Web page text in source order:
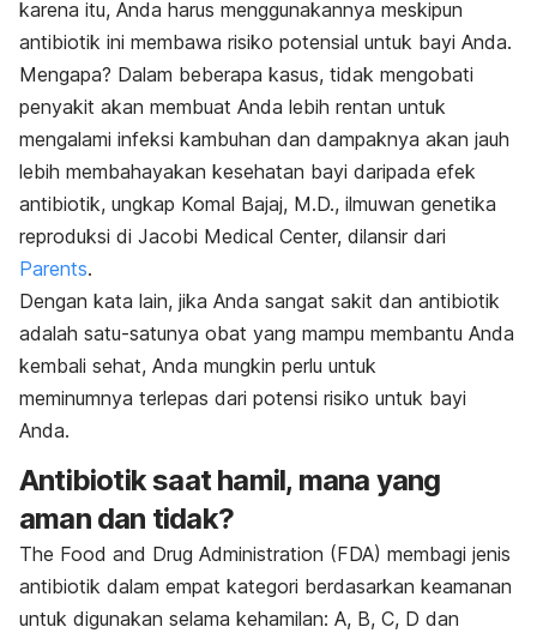
karena itu, Anda harus menggunakannya meskipun
antibiotik ini membawa risiko potensial untuk bayi Anda.
Mengapa? Dalam beberapa kasus, tidak mengobati
penyakit akan membuat Anda lebih rentan untuk
mengalami infeksi kambuhan dan dampaknya akan jauh
lebih membahayakan kesehatan bayi daripada efek
antibiotik, ungkap Komal Bajaj, M.D., ilmuwan genetika
reproduksi di Jacobi Medical Center, dilansir dari
Parents.
Dengan kata lain, jika Anda sangat sakit dan antibiotik
adalah satu-satunya obat yang mampu membantu Anda
kembali sehat, Anda mungkin perlu untuk
meminumnya terlepas dari potensi risiko untuk bayi
Anda.
Antibiotik saat hamil, mana yang
aman dan tidak?
The Food and Drug Administration (FDA) membagi jenis
antibiotik dalam empat kategori berdasarkan keamanan
untuk digunakan selama kehamilan: A, B, C, D dan